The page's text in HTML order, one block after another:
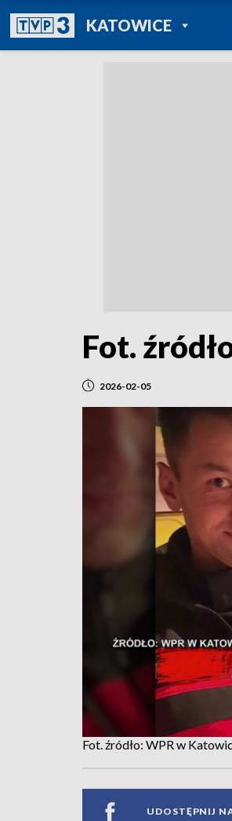
KATOWICEPOWRÓT DO
TVP REGIONY
Fot.
2026-02-05
Fot. źródło: WPR w
UDOSTĘPNIJ